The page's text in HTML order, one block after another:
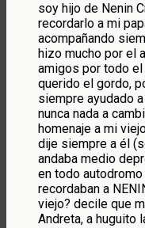
soy hijo de Nenin
recordarlo a mi
acompañando
hizo mucho por el
amigos por todo el
querido el gordo,
siempre ayudado
nunca nada a
homenaje a mi
dije siempre a él
andaba medio
en todo
recordaban a
viejo? decile que
Andreta, a huguito